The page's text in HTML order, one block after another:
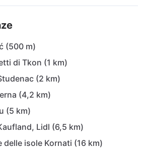
(500 m)
di Tkon (1 km)
(2 km)
(4,2 km)
(5 km)
Lidl (6,5 km)
delle isole Kornati (16 km)